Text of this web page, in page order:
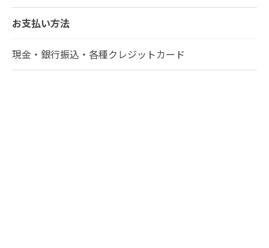
お支払い方法
現金・銀行振込・各種クレジットカード